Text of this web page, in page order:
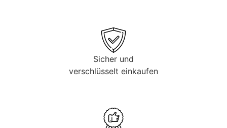
Sicher und
verschlüsselt einkaufen